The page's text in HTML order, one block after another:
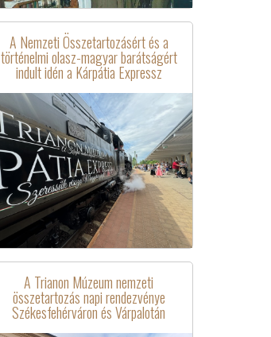
A Nemzeti Összetartozásért és a
történelmi olasz-magyar barátságért
indult idén a Kárpátia Expressz
A Trianon Múzeum nemzeti
összetartozás napi rendezvénye
Székesfehérváron és Várpalotán